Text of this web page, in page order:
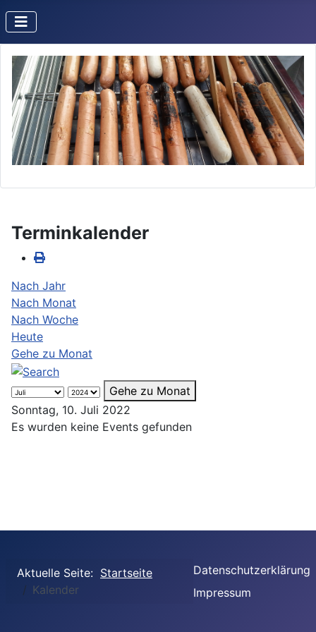
Terminkalender
Nach Jahr
Nach Monat
Nach Woche
Heute
Gehe zu Monat
Gehe zu Monat
Sonntag, 10. Juli 2022
Es wurden keine Events gefunden
Aktuelle Seite: Startseite
Kalender
Datenschutzerklärung
Impressum